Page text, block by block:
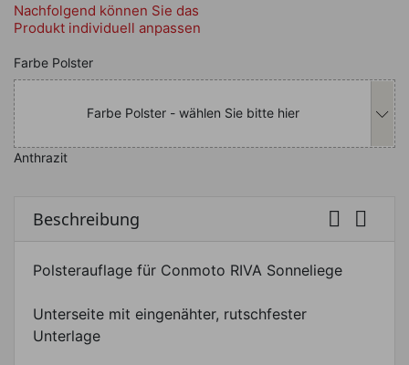
Nachfolgend können Sie das
Produkt individuell anpassen
Nachfolgend können Sie das
Farbe Polster
Farbe Polster - wählen Sie bitte hier
Anthrazit
Beschreibung  
Polsterauflage für Conmoto RIVA Sonneliege
Unterseite mit eingenähter, rutschfester
Unterlage